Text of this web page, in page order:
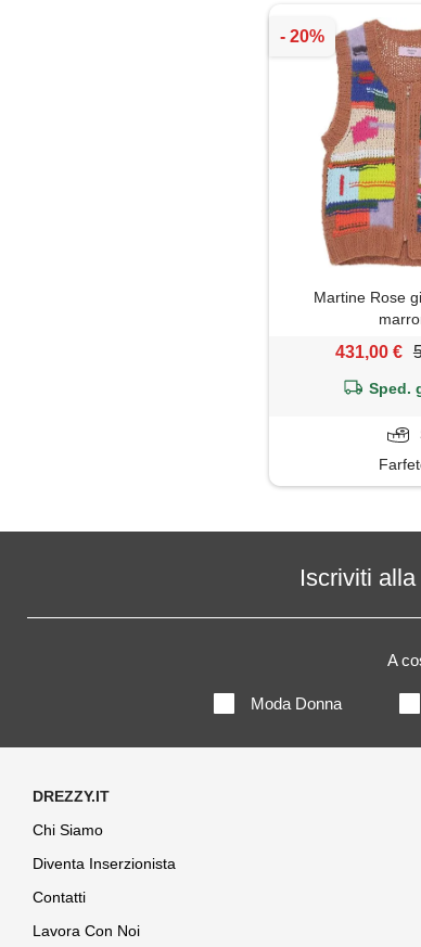
Martine Rose
431,00 €
Sped.
Iscriviti
A
Moda Donna
Chi Siamo
Diventa Inserzionista
Contatti
Lavora Con Noi